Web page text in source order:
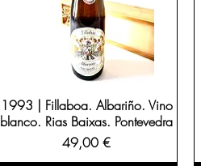
1993 | Fillaboa. Albariño. Vino
blanco. Rias Baixas. Pontevedra
Precio
49,00 €